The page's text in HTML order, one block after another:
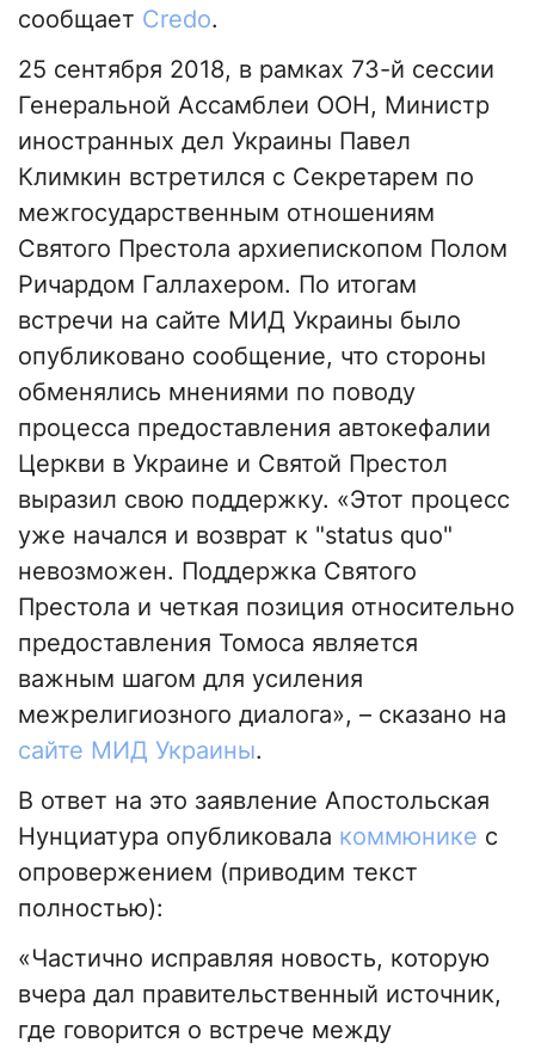
сообщает Credo.
25 сентября 2018, в рамках 73-й сессии
Генеральной Ассамблеи ООН, Министр
иностранных дел Украины Павел
Климкин встретился с Секретарем по
межгосударственным отношениям
Святого Престола архиепископом Полом
Ричардом Галлахером. По итогам
встречи на сайте МИД Украины было
опубликовано сообщение, что стороны
обменялись мнениями по поводу
процесса предоставления автокефалии
Церкви в Украине и Святой Престол
выразил свою поддержку. «Этот процесс
уже начался и возврат к "status quo"
невозможен. Поддержка Святого
Престола и четкая позиция относительно
предоставления Томоса является
важным шагом для усиления
межрелигиозного диалога», – сказано на
сайте МИД Украины.
В ответ на это заявление Апостольская
Нунциатура опубликовала коммюнике с
опровержением (приводим текст
полностью):
«Частично исправляя новость, которую
вчера дал правительственный источник,
где говорится о встрече между